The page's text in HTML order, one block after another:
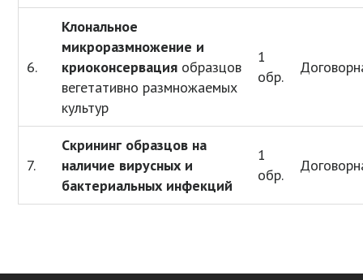
6.
Клональное
микроразмножение и
криоконсервация образцов
вегетативно размножаемых
культур
1
обр.
7.
Скрининг образцов на
наличие вирусных и
бактериальных инфекций
1
обр.